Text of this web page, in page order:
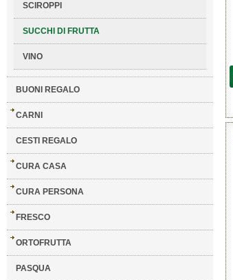
SCIROPPI
SUCCHI DI FRUTTA
VINO
BUONI REGALO
CARNI
CESTI REGALO
CURA CASA
CURA PERSONA
FRESCO
ORTOFRUTTA
PASQUA